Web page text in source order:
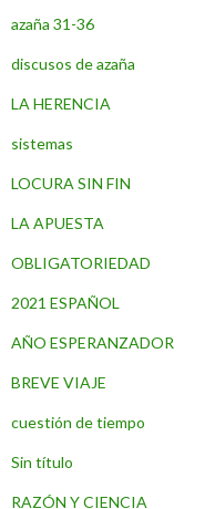
azaña 31-36
discusos de azaña
LA HERENCIA
sistemas
LOCURA SIN FIN
LA APUESTA
OBLIGATORIEDAD
2021 ESPAÑOL
AÑO ESPERANZADOR
BREVE VIAJE
cuestión de tiempo
Sin título
RAZÓN Y CIENCIA